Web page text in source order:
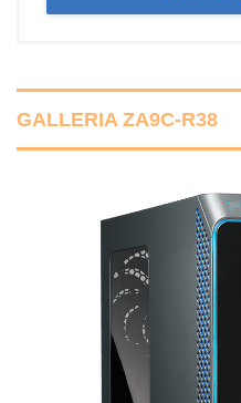
GALLERIA ZA9C-R38